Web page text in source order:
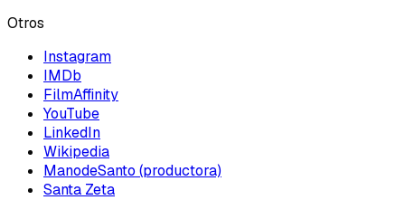
Otros
Instagram
IMDb
FilmAffinity
YouTube
LinkedIn
Wikipedia
ManodeSanto (productora)
Santa Zeta